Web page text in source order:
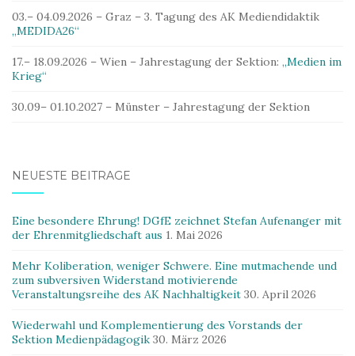
03.– 04.09.2026 – Graz – 3. Tagung des AK Mediendidaktik
„MEDIDA26“
17.– 18.09.2026 – Wien – Jahrestagung der Sektion: „Medien im
Krieg“
30.09– 01.10.2027 – Münster – Jahrestagung der Sektion
NEUESTE BEITRÄGE
Eine besondere Ehrung! DGfE zeichnet Stefan Aufenanger mit
der Ehrenmitgliedschaft aus 1. Mai 2026
Mehr Koliberation, weniger Schwere. Eine mutmachende und
zum subversiven Widerstand motivierende
Veranstaltungsreihe des AK Nachhaltigkeit 30. April 2026
Wiederwahl und Komplementierung des Vorstands der
Sektion Medienpädagogik 30. März 2026